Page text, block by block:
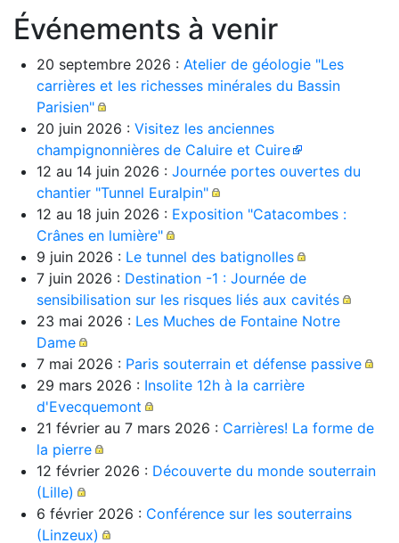
Événements à venir
20 septembre 2026 : Atelier de géologie "Les
carrières et les richesses minérales du Bassin
Parisien"
20 juin 2026 : Visitez les anciennes
champignonnières de Caluire et Cuire
12 au 14 juin 2026 : Journée portes ouvertes du
chantier "Tunnel Euralpin"
12 au 18 juin 2026 : Exposition "Catacombes :
Crânes en lumière"
9 juin 2026 : Le tunnel des batignolles
7 juin 2026 : Destination -1 : Journée de
sensibilisation sur les risques liés aux cavités
23 mai 2026 : Les Muches de Fontaine Notre
Dame
7 mai 2026 : Paris souterrain et défense passive
29 mars 2026 : Insolite 12h à la carrière
d'Evecquemont
21 février au 7 mars 2026 : Carrières! La forme de
la pierre
12 février 2026 : Découverte du monde souterrain
(Lille)
6 février 2026 : Conférence sur les souterrains
(Linzeux)